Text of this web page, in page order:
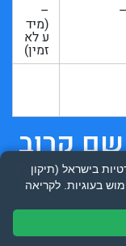
–
–
(מיד
ע לא
זמין)
שם קרוב
למצוא כספים
בישראל (תיקון
לקריאה